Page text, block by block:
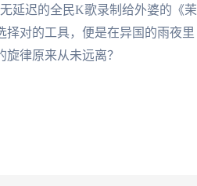
延迟的全民K歌录制给外婆的《茉
对的工具，便是在异国的雨夜里
律原来从未远离？